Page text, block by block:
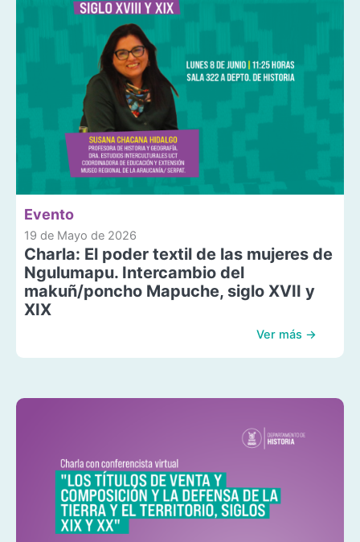
Evento
19 de Mayo de 2026
Charla: El poder textil de las mujeres de
Ngulumapu. Intercambio del
makuñ/poncho Mapuche, siglo XVII y
XIX
Ver más →